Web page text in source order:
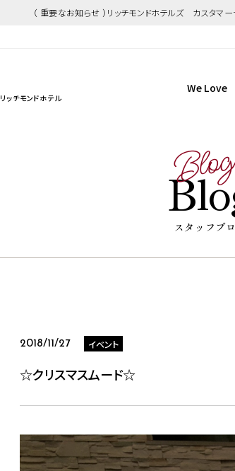
（ 重要なお知らせ ）リッチモンドホテルズ カスタ
リッチモンドホテル
We Love
スタッフブ
2018/11/27 イベント
☆クリスマスムード☆